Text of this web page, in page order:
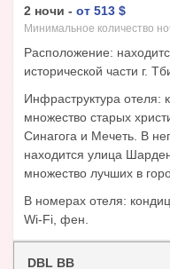
2 ночи - от 513 $
Минимальное количество
Расположение:
исторической части г.
Инфраструктура отеля:
множество старых
Синагога и Мечеть. В
находится улица
множество лучших в
В номерах отеля:
Wi-Fi, фен.
DBL BB